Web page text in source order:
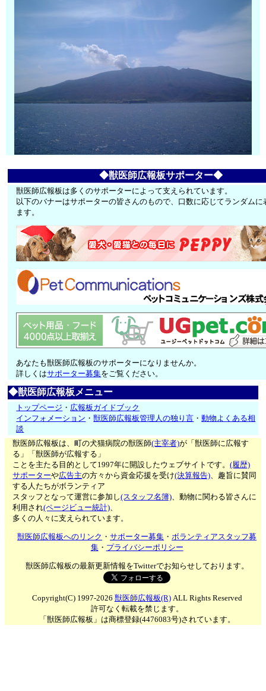
◆獣医師広報板サポーター◆
獣医師広報板は多くのサポーターによって支えられています。
以下のバナーはサポーターの皆さんのもので、口数に応じてランダムに
ます。
あなたも獣医師広報板のサポーターになりませんか。
詳しくはサポーター募集をご覧ください。
◆獣医師広報板メニュー
トップページ ・ 広報板ガイドブック
インフォメーション ・獣医師広報板管理人の独り言 ・動物よくある相
談
獣医師広報板は、町の犬猫病院の獣医師(主宰者)が「獣医師に広報す
る」「獣医師が広報する」
ことを主たる目的として1997年に開設したウェブサイトです。(履歴)
サポーターや広告主の方々から資金応援を受け(決算報告)、趣旨に賛同
する人たちがボランティア
スタッフとなって運営に参加し(スタッフ名簿)、動物に関わる皆さんに
利用され(ページビュー統計)、
多くの人々に支えられています。
獣医師広報板へのリンク ・サポーター募集 ・ボランティアスタッフ募
集・ プライバシーポリシー
獣医師広報板の最新更新情報をTwitterでお知らせしております。
Copyright(C) 1997-2026 獣医師広報板(R)ALL Rights Reserved
許可なく転載を禁じます。
「獣医師広報板」は商標登録(4476083号)されています。